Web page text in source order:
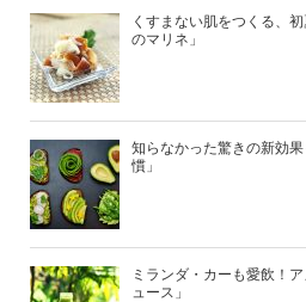
くすまない肌をつくる、
のマリネ」
知らなかった驚きの新効
慣」
ミランダ・カーも愛飲！
ュース」